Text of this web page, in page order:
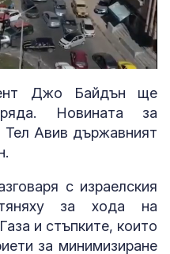
Джо Байдън ще
Новината за
Авив държавният
с израелския
за хода на
и стъпките, които
за минимизиране